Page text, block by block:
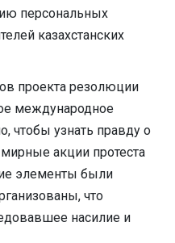
персональных
казахстанских
проекта резолюции
международное
чтобы узнать правду о
акции протеста
элементы были
что
насилие и